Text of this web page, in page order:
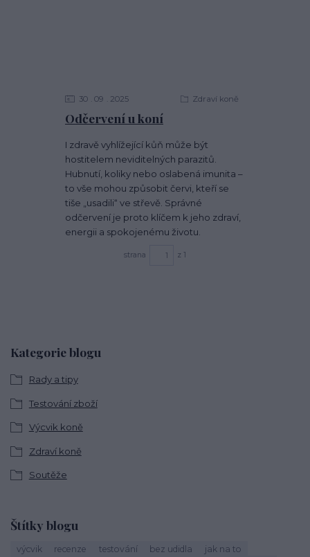
Kategorie blogu
Rady a tipy
Testování zboží
Výcvik koně
Zdraví koně
Soutěže
Štítky blogu
výcvik recenze testování bez udidla
jak na to
Odčervení u koní
30 09 2025 Zdraví koně
I zdravě vyhlížející kůň může být
hostitelem neviditelných parazitů.
Hubnutí, koliky nebo oslabená imunita –
to vše mohou způsobit červi, kteří se
tiše „usadili“ ve střevě. Správné
odčervení je proto klíčem k jeho zdraví,
energii a spokojenému životu.
strana z 1